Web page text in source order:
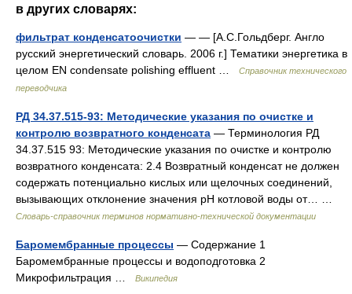
в других словарях:
фильтрат конденсатоочистки — — [А.С.Гольдберг. Англо
русский энергетический словарь. 2006 г.] Тематики энергетика в
целом EN condensate polishing effluent …
Справочник технического
переводчика
РД 34.37.515-93: Методические указания по очистке и
контролю возвратного конденсата — Терминология РД
34.37.515 93: Методические указания по очистке и контролю
возвратного конденсата: 2.4 Возвратный конденсат не должен
содержать потенциально кислых или щелочных соединений,
вызывающих отклонение значения рН котловой воды от… …
Словарь-справочник терминов нормативно-технической документации
Баромембранные процессы — Содержание 1
Баромембранные процессы и водоподготовка 2
Микрофильтрация …
Википедия